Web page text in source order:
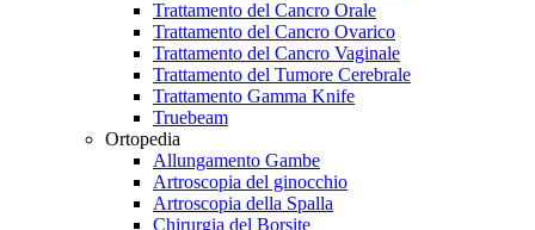
Trattamento del Cancro Orale
Trattamento del Cancro Ovarico
Trattamento del Cancro Vaginale
Trattamento del Tumore Cerebrale
Trattamento Gamma Knife
Truebeam
Ortopedia
Allungamento Gambe
Artroscopia del ginocchio
Artroscopia della Spalla
Chirurgia del Borsite